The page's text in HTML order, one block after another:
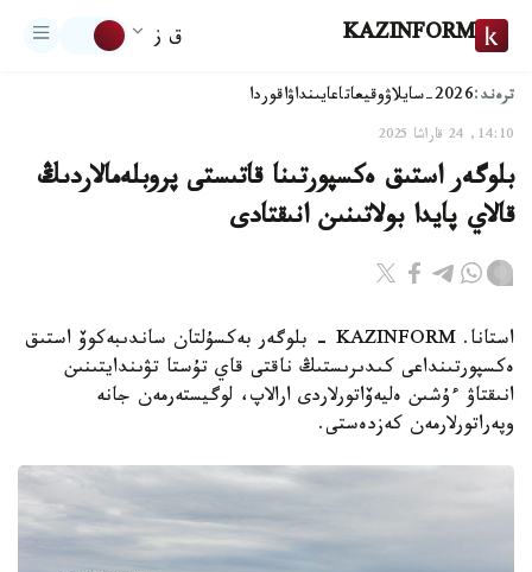
KAZINFORM ق ز
ترەند:2026-سايلاۋ وقيعاتاعايىنداۋاقوردا
14:10, 24 قاراشا 2025
بلوگەر استىق ەكسپورتىنا قاتىستى پروبلەمالاردىڭ
قالاي پايدا بولاتىنىن انىقتادى
استانا. KAZINFORM - بلوگەر بەكسۇلتان ساندىبەكوۆ استىق
ەكسپورتىنداعى كىدىرىستىڭ ناقتى قاي تۇستا تۋىندايتىنىن
انىقتاۋ ءۇشىن ەليەۆاتورلاردى ارالاپ، لوگيستەرمەن جانە
وپەراتورلارمەن كەزدەستى.